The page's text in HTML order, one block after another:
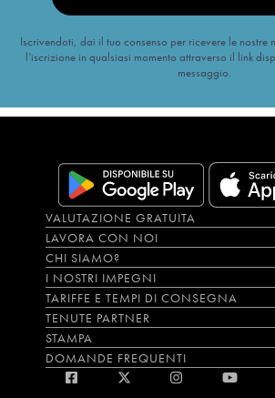
Iscrivendoti, dai il tuo consenso per ricevere le nostre
l’iscrizione in qualsiasi momento attraverso il link
messaggio.
VALUTAZIONE GRATUITA
LAVORA CON NOI
CHI SIAMO?
I NOSTRI IMPEGNI
TARIFFE E TEMPI DI CONSEGNA
TENUTE PARTNER
STAMPA
DOMANDE FREQUENTI